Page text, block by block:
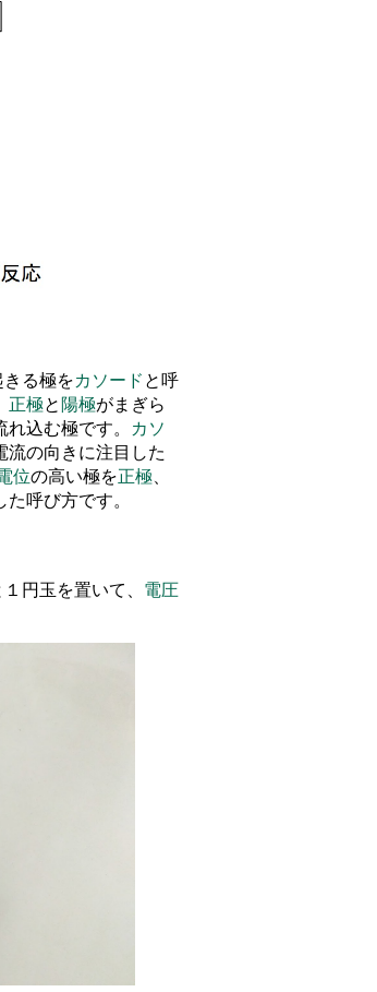
きる極をカソードと呼
正極と陽極がまぎら
れ込む極です。 カソ
流の向きに注目した
位の高い極を正極、
た呼び方です。
１ 円玉を置いて、 電圧